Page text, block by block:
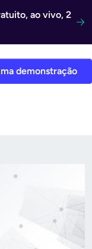
ao vivo, 2
demonstração